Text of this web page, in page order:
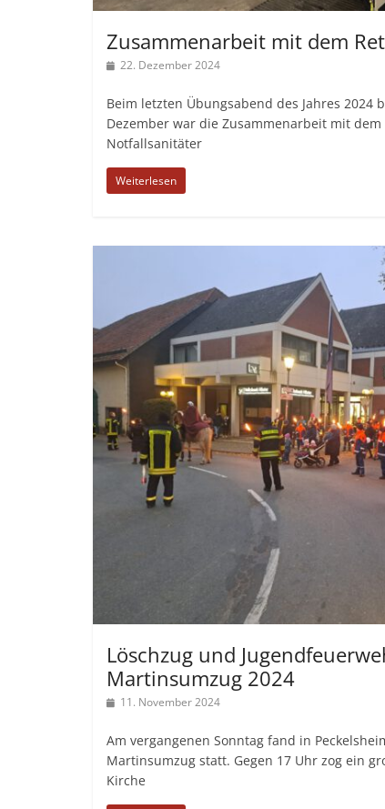
Zusammenarbeit mit dem
22. Dezember 2024
Beim letzten Übungsabend des Jahres 2024
Dezember war die Zusammenarbeit mit
Notfallsanitäter
Weiterlesen
Löschzug und
Martinsumzug 2024
11. November 2024
Am vergangenen Sonntag fand in
Martinsumzug statt. Gegen 17 Uhr zog ein
Kirche